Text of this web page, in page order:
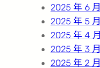
2025 年 6 月
2025 年 5 月
2025 年 4 月
2025 年 3 月
2025 年 2 月